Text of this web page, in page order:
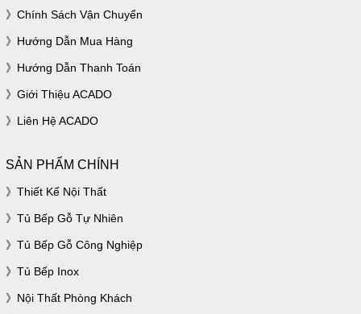
Chính Sách Vận Chuyển
Hướng Dẫn Mua Hàng
Hướng Dẫn Thanh Toán
Giới Thiệu ACADO
Liên Hệ ACADO
SẢN PHẨM CHÍNH
Thiết Kế Nội Thất
Tủ Bếp Gỗ Tự Nhiên
Tủ Bếp Gỗ Công Nghiệp
Tủ Bếp Inox
Nội Thất Phòng Khách